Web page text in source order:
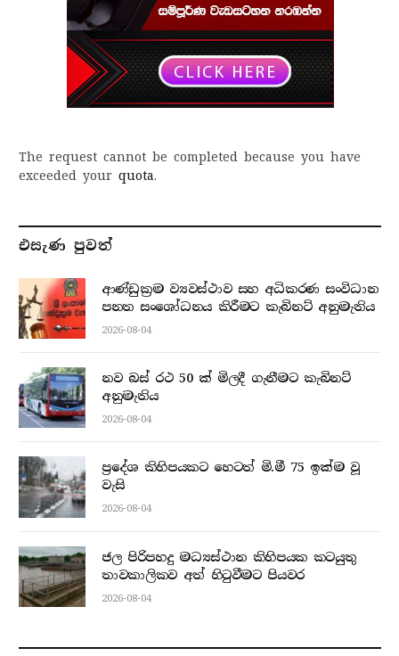
The request cannot be completed because you have
exceeded your quota.
එසැණ පුව​ත්
ආණ්ඩුක්‍රම ව්‍යවස්ථාව සහ අධිකරණ සංවිධාන
පනත සංශෝධනය කිරීමට කැබිනට් අනුමැතිය
2026-08-04
නව බස් රථ 50 ක් මිලදී ගැනීමට කැබිනට්
අනුමැතිය
2026-08-04
ප්‍රදේශ කිහිපයකට හෙටත් මි.මී 75 ඉක්ම වූ
වැසි
2026-08-04
ජල පිරිපහදු මධ්‍යස්ථාන කිහිපයක කටයුතු
තාවකාලිකව අත් හිටුවීමට පියවර
2026-08-04